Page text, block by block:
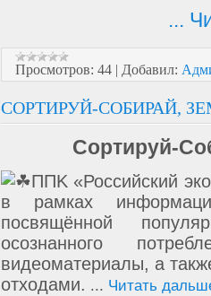
...
Просмотров: 44 Добавил:
СОРТИРУЙ-СОБИРАЙ,
Сортируй-
ППK «Российский
в рамках
посвящённой
осознанного
видеоматериалы, а
отходами. ... Читать